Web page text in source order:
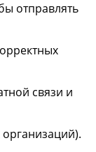
отправлять
связи и